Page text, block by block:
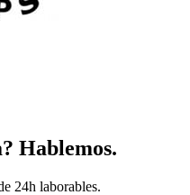
Hablemos.
24h laborables.